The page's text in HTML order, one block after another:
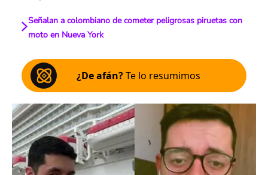
Señalan a colombiano de cometer peligrosas piruetas con
moto en Nueva York
¿De afán?Te lo resumimos